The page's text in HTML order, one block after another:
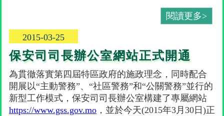
閱讀更多>
2015-03-25
保安司司長辦公室網站正式開通
為貫徹落實第四屆特區政府的施政理念，同時配合
開展以“主動警務”、“社區警務”和“公關警務”並行的
新型工作模式，保安司司長辦公室構建了專屬網站
https://www.gss.gov.mo ，並於今天(2015年3月30日)正